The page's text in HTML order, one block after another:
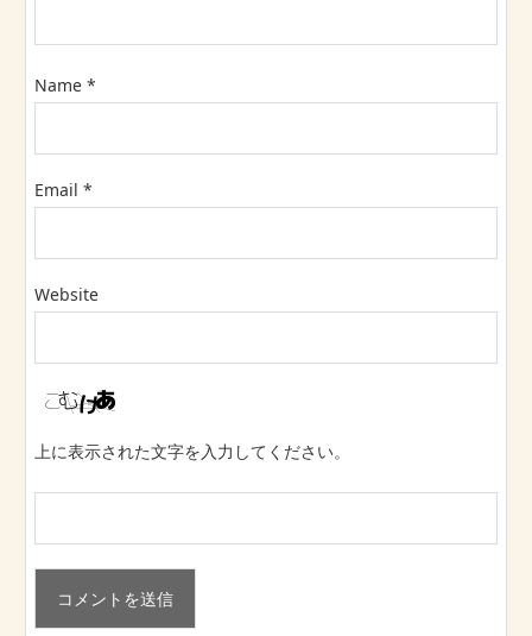
Name *
Email *
Website
上に表示された文字を入力してください。